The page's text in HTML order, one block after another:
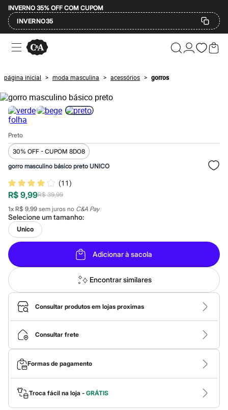
INVERNO 35% OFF COM CUPOM
INVERNO35
Ofertas
Compre por Departamento
Masculino
Infantil
Mindse7
Plus Size
Até 20% off
Até 60% off
A partir de 60% off
Feminino
Em alta
Alfaiataria
Novidades
Roupas
Blusas e Camisetas
Básicos
Calças
Casacos e Jaquetas
Jeans
Macacões
Saias
Shorts e Bermudas
Vestidos
Acessórios
Bolsas
Bonés e Chapéus
Bijoux
Cintos
Óculos
Relógios
Calçados
Botas
Chinelos
Rasteirinhas
Sandálias
Sapatilhas
página inicial > moda masculina > acessórios > gorros
Preto
30% OFF - CUPOM 8DO8
gorro masculino básico preto UNICO
(11)
R$ 9,99R$ 39,99
1x R$ 9,99 sem juros no C&A Pay
Selecione umtamanho:
Unico
Adicionar à sacola
Encontrar similares
Consultar produtos em lojas proximas
Consultar frete
Formas de pagamento
Troca fácil na loja - GRÁTIS